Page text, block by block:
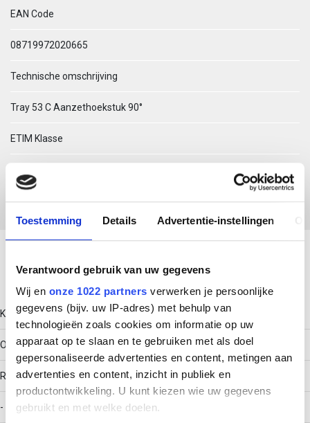
Toestemming Details Advertentie-instellingen
Verantwoord gebruik van uw gegevens
Wij en onze 1022 partners verwerken je persoonlijke
gegevens (bijv. uw IP-adres) met behulp van
technologieën zoals cookies om informatie op uw
apparaat op te slaan en te gebruiken met als doel
gepersonaliseerde advertenties en content, metingen aan
advertenties en content, inzicht in publiek en
productontwikkeling. U kunt kiezen wie uw gegevens
gebruikt en met welke doelen.
EAN Code
08719972020665
Technische omschrijving
Tray 53 C Aanzethoekstuk 90°
ETIM Klasse
Technische gegevens
Kleur
Overig
RAL-nummer
-